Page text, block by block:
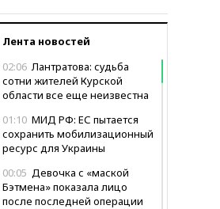
Лента новостей
02:06 Лантратова: судьба
сотни жителей Курской
области все еще неизвестна
01:10 МИД РФ: ЕС пытается
сохранить мобилизационный
ресурс для Украины
00:05 Девочка с «маской
Бэтмена» показала лицо
после последней операции